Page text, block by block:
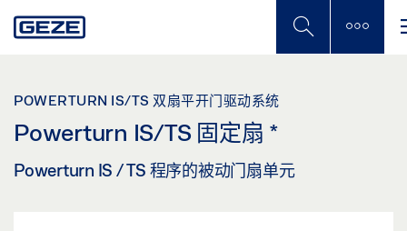
to
POWERTURN IS/TS 双扇平开门驱动系统
Powerturn IS/TS 固定扇 *
Powerturn IS / TS 程序的被动门扇单元